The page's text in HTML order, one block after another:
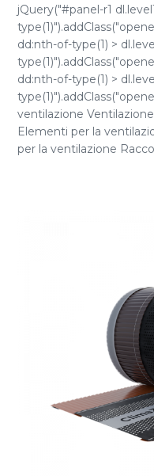
jQuery("#panel-r1
dd:nth-of-type(1) >
dd:nth-of-type(1) >
ventilazione
Elementi per la
per la ventilazione